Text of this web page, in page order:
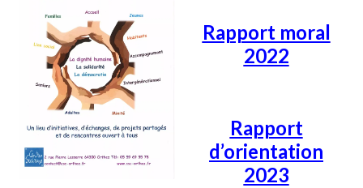
Rapport moral
2022
Rapport
d’orientation
2023